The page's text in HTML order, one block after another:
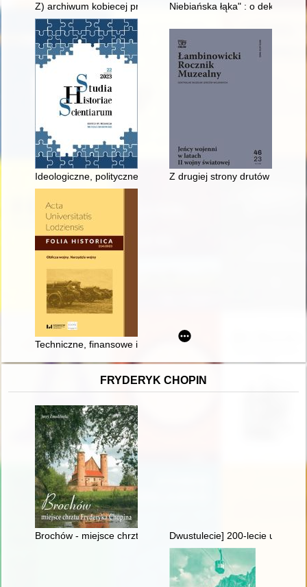
Z) archiwum kobiecej przyjaźni : korespondencja Neli
Niebiańska łąka" : o dekoracji
Ideologiczne, polityczne i filozoficzne podstawy polityki
Z drugiej strony drutów :
Techniczne, finansowe i polityczne przyczyny przyjęcia na
FRYDERYK CHOPIN
Brochów - miejsce chrztu Fryderyka ChopinaDwustulecie] 200-lecie urodzin